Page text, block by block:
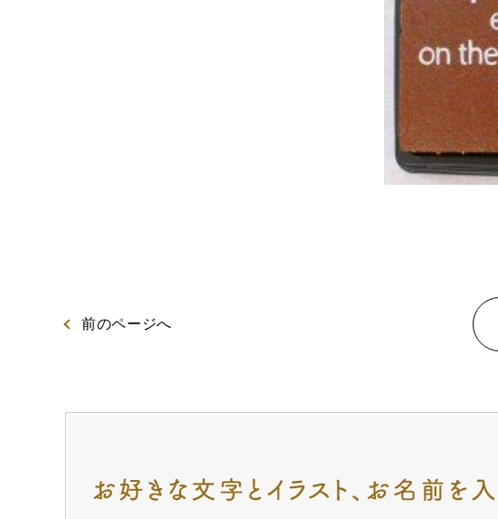
記念カステラ
前のページへ